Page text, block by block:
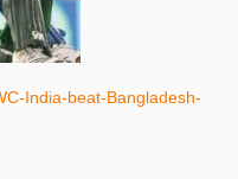
India-beat-Bangladesh-